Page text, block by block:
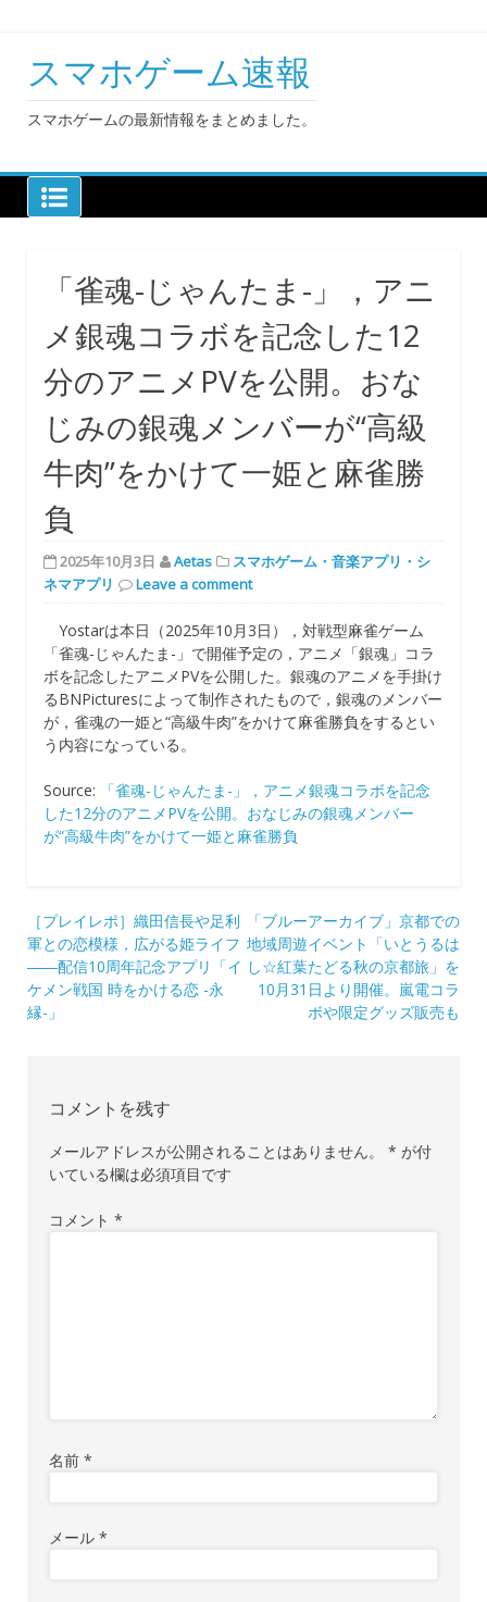
スマホゲーム速報
スマホゲームの最新情報をまとめました。
「雀魂-じゃんたま-」，アニ
メ銀魂コラボを記念した12
分のアニメPVを公開。おな
じみの銀魂メンバーが“高級
牛肉”をかけて一姫と麻雀勝
負
2025年10月3日 Aetas
スマホゲーム・音楽アプリ・シ
ネマアプリ
Leave a comment
Yostarは本日（2025年10月3日），対戦型麻雀ゲーム
「雀魂-じゃんたま-」で開催予定の，アニメ「銀魂」コラ
ボを記念したアニメPVを公開した。銀魂のアニメを手掛け
るBNPicturesによって制作されたもので，銀魂のメンバー
が，雀魂の一姫と“高級牛肉”をかけて麻雀勝負をするとい
う内容になっている。
Source:
「雀魂-じゃんたま-」，アニメ銀魂コラボを記念
した12分のアニメPVを公開。おなじみの銀魂メンバー
が“高級牛肉”をかけて一姫と麻雀勝負
投
稿
ナ
ビ
［プレイレポ］織田信長や足利
軍との恋模様，広がる姫ライフ
――配信10周年記念アプリ「イ
ケメン戦国 時をかける恋 -永
縁-」
「ブルーアーカイブ」京都での
地域周遊イベント「いとうるは
し☆紅葉たどる秋の京都旅」を
10月31日より開催。嵐電コラ
ボや限定グッズ販売も
コメントを残す
メールアドレスが公開されることはありません。 * が付
いている欄は必須項目です
コメント *
名前 *
メール *